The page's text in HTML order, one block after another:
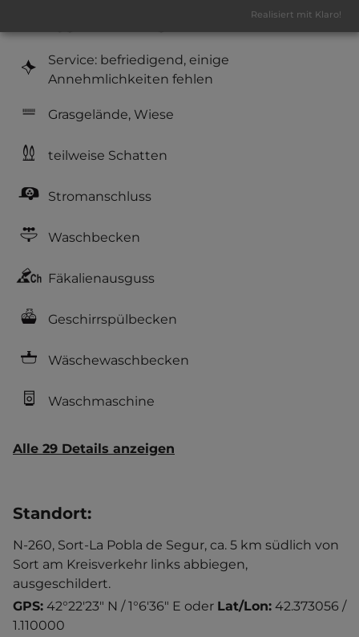
Service: befriedigend, einige
Annehmlichkeiten fehlen
Grasgelände, Wiese
teilweise Schatten
Stromanschluss
Waschbecken
Fäkalienausguss
Geschirrspülbecken
Wäschewaschbecken
Waschmaschine
Alle 29 Details anzeigen
Standort:
N-260, Sort-La Pobla de Segur, ca. 5 km südlich von
Sort am Kreisverkehr links abbiegen,
ausgeschildert.
GPS: 42°22'23" N / 1°6'36" E oder Lat/Lon: 42.373056 /
1.110000
Realisiert mit Klaro!